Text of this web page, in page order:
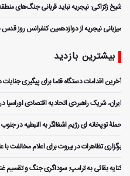
شیخ زکزاکی: نیجریه نباید قربانی جنگ‌های
میزبانی نیجریه از دوازدهمین کنفرانس روز
بیشترین بازدید
آخرین اقدامات دستگاه قضا برای پیگیری
ایران، شریک راهبردی اتحادیه اقتصادی
حملۀ توپخانه ای رژیم اشغالگر به النبطیه در جنوب
برگزاری تظاهرات در بیروت برای اعلام مخالفت با
کنایه بقائی به ترامپ: سوداگری جنگ و تقسیم